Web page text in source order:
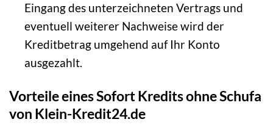
Eingang des unterzeichneten Vertrags und
eventuell weiterer Nachweise wird der
Kreditbetrag umgehend auf Ihr Konto
ausgezahlt.
Vorteile eines Sofort Kredits ohne Schufa
von Klein-Kredit24.de